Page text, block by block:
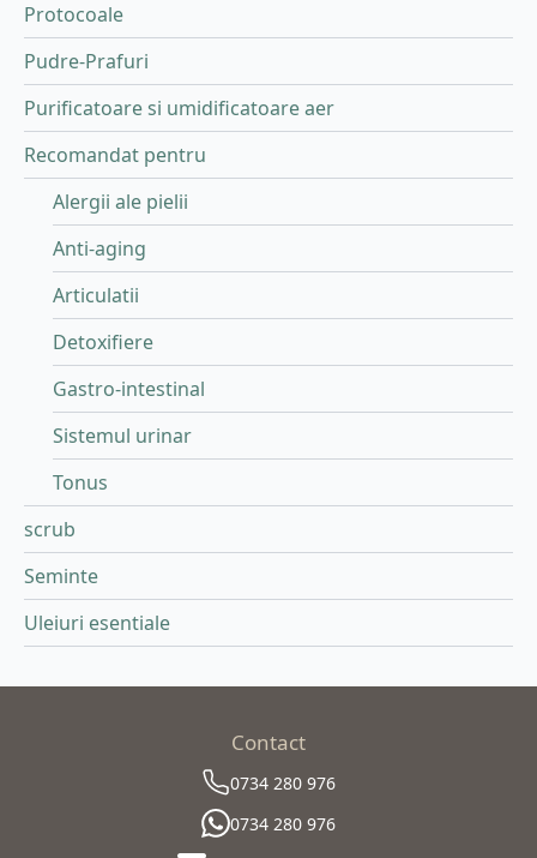
Protocoale
Pudre-Prafuri
Purificatoare si umidificatoare aer
Recomandat pentru
Alergii ale pielii
Anti-aging
Articulatii
Detoxifiere
Gastro-intestinal
Sistemul urinar
Tonus
scrub
Seminte
Uleiuri esentiale
Contact
0734 280 976
0734 280 976